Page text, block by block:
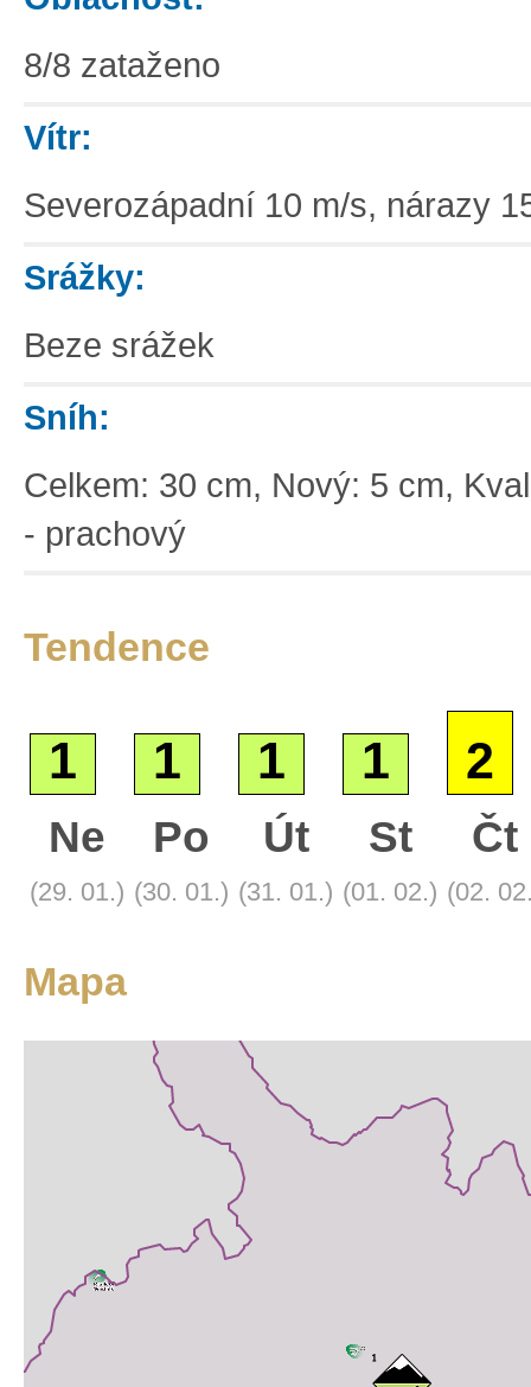
8/8 zataženo
Vítr:
Severozápadní 10 m/s, nárazy
Srážky:
Beze srážek
Sníh:
Celkem: 30 cm, Nový: 5 cm,
- prachový
Tendence
1 1 1 1 2
Ne
(29. 01.)
Po
(30. 01.)
Út
(31. 01.)
St
(01. 02.)
Čt
(02.
Mapa
Základní
Satelitní
Turistická